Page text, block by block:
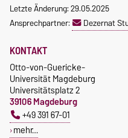
Letzte Änderung: 29.05.2025
Ansprechpartner:
Dezernat
KONTAKT
Otto-von-Guericke-
Universität Magdeburg
Universitätsplatz 2
39106 Magdeburg
+49 391 67-01
mehr…